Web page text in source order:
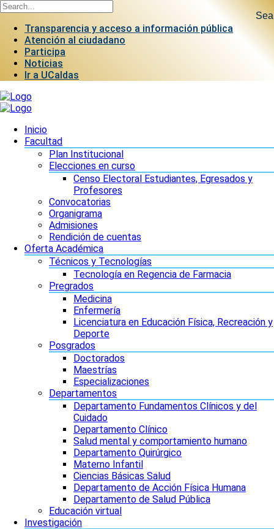
Transparencia y acceso a información pública
Atención al ciudadano
Participa
Noticias
Ir a UCaldas
Inicio
Facultad
Plan Institucional
Elecciones en curso
Censo Electoral Estudiantes, Egresados y
Profesores
Convocatorias
Organigrama
Admisiones
Rendición de cuentas
Oferta Académica
Técnicos y Tecnologías
Tecnología en Regencia de Farmacia
Pregrados
Medicina
Enfermería
Licenciatura en Educación Física, Recreación y
Deporte
Posgrados
Doctorados
Maestrías
Especializaciones
Departamentos
Departamento Fundamentos Clínicos y del
Cuidado
Departamento Clínico
Salud mental y comportamiento humano
Departamento Quirúrgico
Materno Infantil
Ciencias Básicas Salud
Departamento de Acción Física Humana
Departamento de Salud Pública
Educación virtual
Investigación